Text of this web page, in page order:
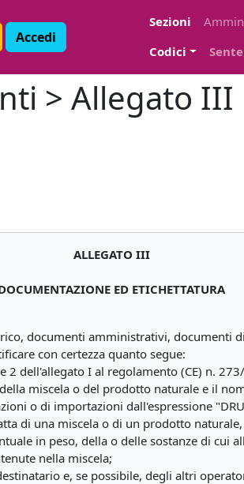
Accedi
Sezioni
Codici
> Allegato III
ALLEGATO III
ED ETICHETTATURA
documenti amministrativi, documenti
con certezza quanto segue:
2 dell'allegato I al regolamento (CE) n.
miscela o del prodotto naturale e il
o di importazioni dall'espressione
di una miscela o di un prodotto
in peso, della o delle sostanze di cui
nella miscela;
e, se possibile, degli altri